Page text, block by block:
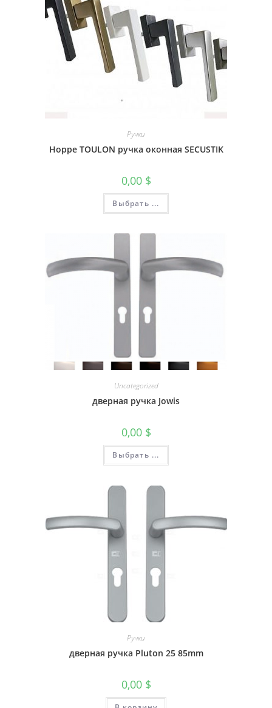
Ручки
Hoppe TOULON ручка оконная SECUSTIK
0,00 $
Выбрать ...
Uncategorized
дверная ручка Jowis
0,00 $
Выбрать ...
Ручки
дверная ручка Pluton 25 85mm
0,00 $